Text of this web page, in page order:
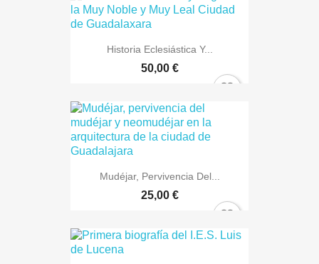
Historia Eclesiástica Y...
50,00 €
Mudéjar, Pervivencia Del...
25,00 €
Sign in
You need to be logged in to save products in your wish
Cancel